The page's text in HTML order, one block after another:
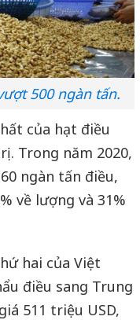
500 ngàn tấn.
của hạt điều
Trong năm 2020,
ngàn tấn điều,
về lượng và 31%
hai của Việt
điều sang Trung
511 triệu USD,